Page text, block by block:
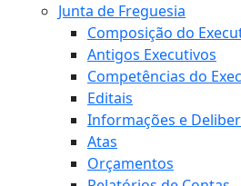
Junta de Freguesia
Composição do
Antigos Executivos
Competências do
Editais
Informações e
Atas
Orçamentos